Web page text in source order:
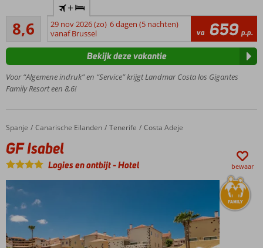
ook
mogelijk
over de
oceaan
Los
kliffen
op ca.
900
meter
zwembaden
Nabij
Puerto
de
Santiago
Playa de
la Arena
op ca. 1
kilometer
8,6
Aanrader
20
beoordelingen
+
29 nov 2026 (zo) 6 dagen (5 nachten)
vanaf Brussel
va 659 p.p.
Voor “Algemene indruk” en “Service” krijgt Landmar Costa los Gigantes
Family Resort een 8,6!
Bekijk deze vakantie
Home
Spanje Canarische Eilanden Tenerife Costa Adeje
GF Isabel
GF Isabel
Logies en ontbijt-Hotel bewaar